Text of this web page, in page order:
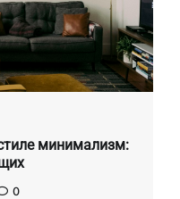
минимализм:
0